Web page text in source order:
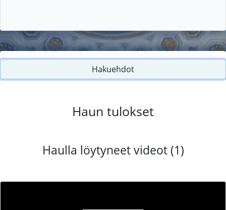
Hakuehdot
Haun tulokset
Haulla löytyneet videot (1)